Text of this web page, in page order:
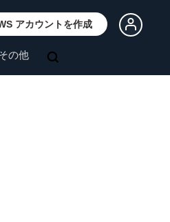
アカウントを作成
の他